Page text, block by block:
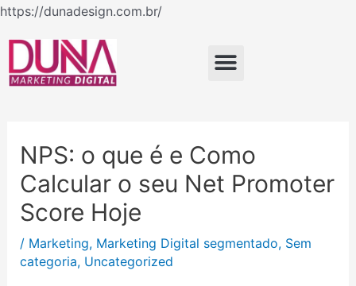
https://dunadesign.com.br/Ir
Menu
NPS: o que é e Como
Calcular o seu Net Promoter
Score Hoje
/ Marketing, Marketing Digital segmentado, Sem
categoria, Uncategorized
de
Post